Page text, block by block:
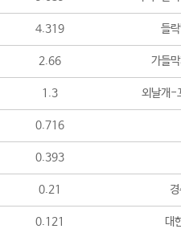
4.319 들
2.66 가들
1.3 외날개-
0.716
0.393
0.21
0.121 대